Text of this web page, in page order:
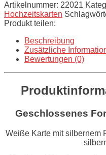
Artikelnummer: 22021
Hochzeitskarten
Produkt teilen:
Beschreibung
Zusätzliche
Bewertungen (0)
Geschlossenes
Weiße Karte mit silbernem